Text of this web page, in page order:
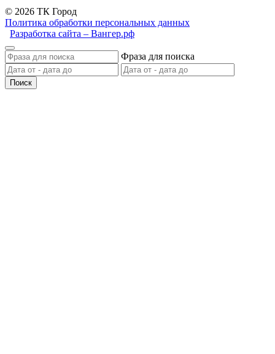
© 2026 ТК Город
Политика обработки персональных данных
Разработка сайта – Вангер.рф
Фраза для поиска
Поиск